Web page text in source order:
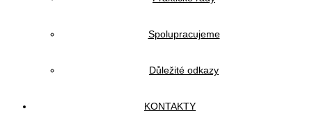
Spolupracujeme
Důležité odkazy
KONTAKTY